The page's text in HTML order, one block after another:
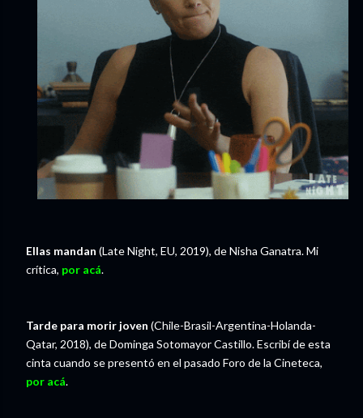
Ellas mandan (Late Night, EU, 2019), de Nisha Ganatra. Mi
crítica, por acá.
Tarde para morir joven (Chile-Brasil-Argentina-Holanda-
Qatar, 2018), de Dominga Sotomayor Castillo. Escribí de esta
cinta cuando se presentó en el pasado Foro de la Cineteca,
por acá.